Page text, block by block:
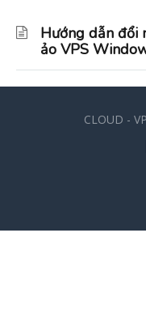
Hướng dẫn đổi
ảo VPS
CLOUD -